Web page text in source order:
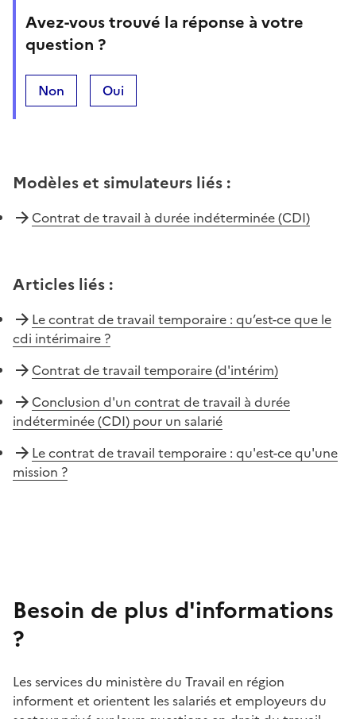
Avez-vous trouvé la réponse à votre
question ?
Non Oui
Modèles et simulateurs liés :
Contrat de travail à durée indéterminée (CDI)
Articles liés :
Le contrat de travail temporaire : qu’est-ce que le
cdi intérimaire ?
Contrat de travail temporaire (d'intérim)
Conclusion d'un contrat de travail à durée
indéterminée (CDI) pour un salarié
Le contrat de travail temporaire : qu'est-ce qu'une
mission ?
Besoin de plus d'informations
?
Les services du ministère du Travail en région
informent et orientent les salariés et employeurs du